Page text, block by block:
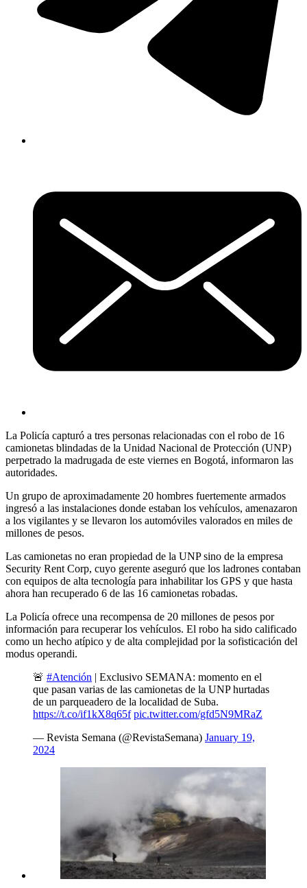
La Policía capturó a tres personas relacionadas con el robo de 16
camionetas blindadas de la Unidad Nacional de Protección (UNP)
perpetrado la madrugada de este viernes en Bogotá, informaron las
autoridades.
Un grupo de aproximadamente 20 hombres fuertemente armados
ingresó a las instalaciones donde estaban los vehículos, amenazaron
a los vigilantes y se llevaron los automóviles valorados en miles de
millones de pesos.
Las camionetas no eran propiedad de la UNP sino de la empresa
Security Rent Corp, cuyo gerente aseguró que los ladrones contaban
con equipos de alta tecnología para inhabilitar los GPS y que hasta
ahora han recuperado 6 de las 16 camionetas robadas.
La Policía ofrece una recompensa de 20 millones de pesos por
información para recuperar los vehículos. El robo ha sido calificado
como un hecho atípico y de alta complejidad por la sofisticación del
modus operandi.
🚨 #Atención | Exclusivo SEMANA: momento en el
que pasan varias de las camionetas de la UNP hurtadas
de un parqueadero de la localidad de Suba.
https://t.co/if1kX8q65f pic.twitter.com/gfd5N9MRaZ
— Revista Semana (@RevistaSemana) January 19,
2024